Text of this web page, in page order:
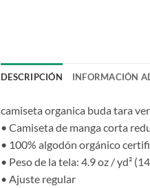
DESCRIPCIÓN INFORMACIÓN
camiseta organica buda tara
• Camiseta de manga corta
• 100% algodón orgánico
• Peso de la tela: 4.9 oz / yd²
• Ajuste regular